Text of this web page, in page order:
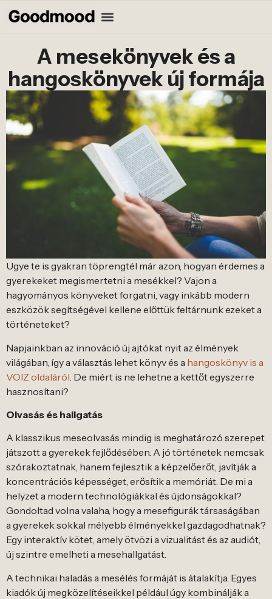
A mesekönyvek és a
hangoskönyvek új formája
Ugye te is gyakran töprengtél már azon, hogyan érdemes a
gyerekeket megismertetni a mesékkel? Vajon a
hagyományos könyveket forgatni, vagy inkább modern
eszközök segítségével kellene előttük feltárnunk ezeket a
történeteket?
Napjainkban az innováció új ajtókat nyit az élmények
világában, így a választás lehet könyv és a hangoskönyv is a
VOIZ oldaláról . De miért is ne lehetne a kettőt egyszerre
hasznosítani?
Olvasás és hallgatás
A klasszikus meseolvasás mindig is meghatározó szerepet
játszott a gyerekek fejlődésében. A jó történetek nemcsak
szórakoztatnak, hanem fejlesztik a képzelőerőt, javítják a
koncentrációs képességet, erősítik a memóriát. De mi a
helyzet a modern technológiákkal és újdonságokkal?
Gondoltad volna valaha, hogy a mesefigurák társaságában
a gyerekek sokkal mélyebb élményekkel gazdagodhatnak?
Egy interaktív kötet, amely ötvözi a vizualitást és az audiót,
új szintre emelheti a mesehallgatást.
A technikai haladás a mesélés formáját is átalakítja. Egyes
kiadók új megközelítéseikkel például úgy kombinálják a